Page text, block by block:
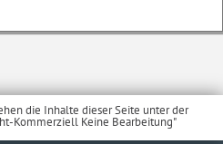
die Inhalte dieser Seite unter der